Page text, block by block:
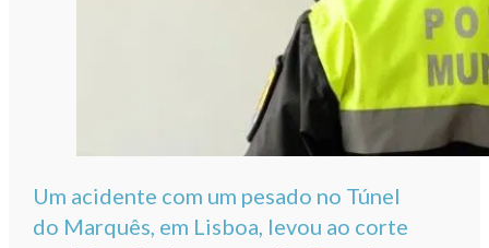
Um acidente com um pesado no Túnel
do Marquês, em Lisboa, levou ao corte